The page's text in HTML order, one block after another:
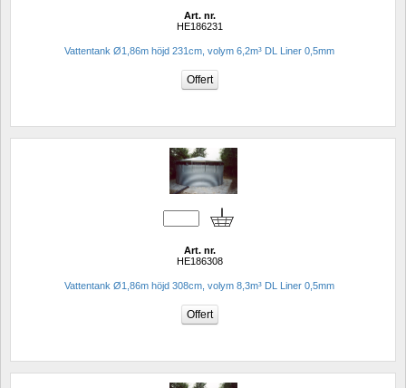
Art. nr.
HE186231
Vattentank Ø1,86m höjd 231cm, volym 6,2m³ DL Liner 0,5mm
Art. nr.
HE186308
Vattentank Ø1,86m höjd 308cm, volym 8,3m³ DL Liner 0,5mm